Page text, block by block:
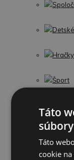
Šport
LEGO
Táto
Táto
cookie